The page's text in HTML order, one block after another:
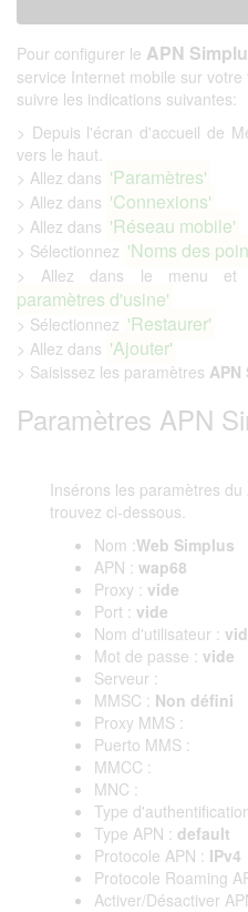
Pour configurer le APN
service Internet mobile sur votre
suivre les indications suivantes:
> Depuis l'écran d'accueil de
vers le haut.
> Allez dans 'Paramètres'
> Allez dans 'Connexions'
> Allez dans 'Réseau mobile'
> Sélectionnez 'Noms des
> Allez dans le menu et
paramètres d'usine'
> Sélectionnez 'Restaurer'
> Allez dans 'Ajouter'
> Saisissez les paramètres APN
Paramètres APN
Insérons les paramètres du
trouvez ci-dessous.
Nom :Web Simplus
APN : wap68
Proxy : vide
Port : vide
Nom d'utilisateur :
Mot de passe : vide
Serveur :
MMSC : Non défini
Proxy MMS :
Puerto MMS :
MMCC :
MNC :
Type
Type APN : default
Protocole APN : IPv4
Protocole Roaming
Activer/Désactiver